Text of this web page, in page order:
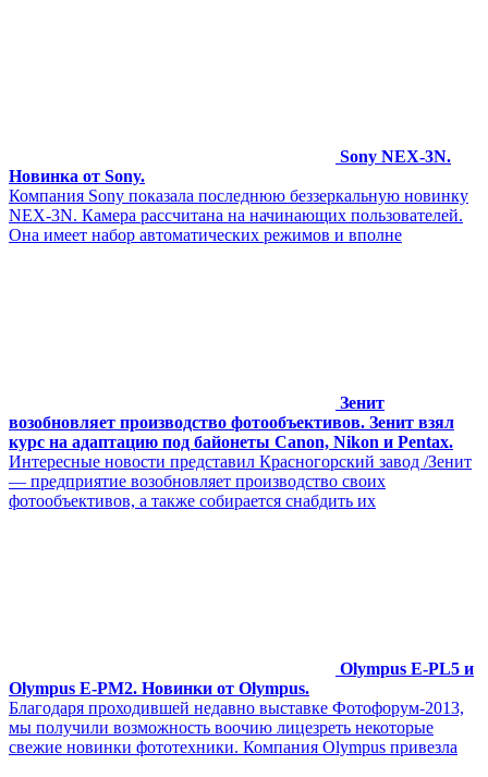
Sony NEX-3N.
Новинка от Sony.
Компания Sony показала последнюю беззеркальную новинку
NEX-3N. Камера рассчитана на начинающих пользователей.
Она имеет набор автоматических режимов и вполне
Зенит
возобновляет производство фотообъективов. Зенит взял
курс на адаптацию под байонеты Canon, Nikon и Pentax.
Интересные новости представил Красногорский завод /Зенит
— предприятие возобновляет производство своих
фотообъективов, а также собирается снабдить их
Olympus E-PL5 и
Olympus E-PM2. Новинки от Olympus.
Благодаря проходившей недавно выставке Фотофорум-2013,
мы получили возможность воочию лицезреть некоторые
свежие новинки фототехники. Компания Olympus привезла